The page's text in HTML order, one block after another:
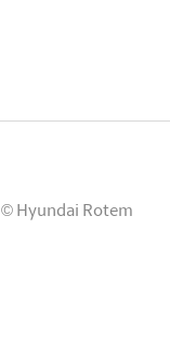
© Hyundai Rotem